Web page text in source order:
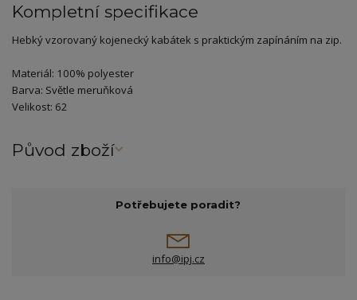
Kompletní specifikace
Hebký vzorovaný kojenecký kabátek s praktickým zapínáním na zip.
Materiál: 100% polyester
Barva: Světle meruňková
Velikost: 62
Původ zboží
Potřebujete poradit?
info@ipj.cz